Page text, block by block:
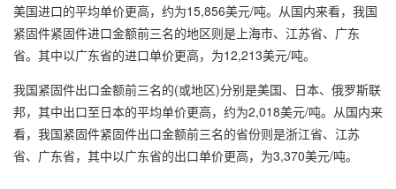
美国进口的平均单价更高，约为15,856美元/吨。从国内来看，我国
紧固件紧固件进口金额前三名的地区则是上海市、江苏省、广东
省。其中以广东省的进口单价更高，为12,213美元/吨。
我国紧固件出口金额前三名的(或地区)分别是美国、日本、俄罗斯联
邦，其中出口至日本的平均单价更高，约为2,018美元/吨。从国内来
看，我国紧固件紧固件出口金额前三名的省份则是浙江省、江苏
省、广东省，其中以广东省的出口单价更高，为3,370美元/吨。